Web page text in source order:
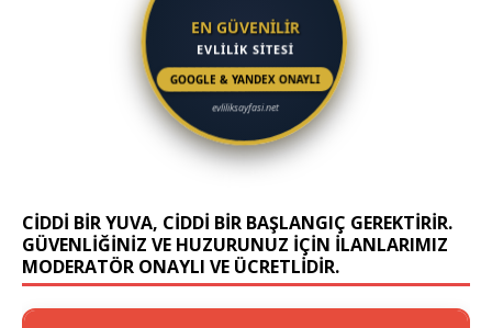
EN GÜVENİLİR
EVLİLİK SİTESİ
GOOGLE & YANDEX ONAYLI
evliliksayfasi.net
CIDDI BIR YUVA, CIDDI BIR BAŞLANGIÇ GEREKTIRIR.
GÜVENLIĞINIZ VE HUZURUNUZ IÇIN ILANLARIMIZ
MODERATÖR ONAYLI VE ÜCRETLIDIR.